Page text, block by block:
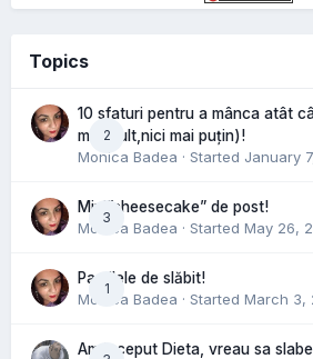
Topics
2
10 sfaturi pentru a mânca atât
mai mult,nici mai puțin)!
Monica Badea · Started January
3
Mini”cheesecake” de post!
Monica Badea · Started May 26,
1
Pastilele de slăbit!
Monica Badea · Started March 3,
Am inceput Dieta, vreau sa